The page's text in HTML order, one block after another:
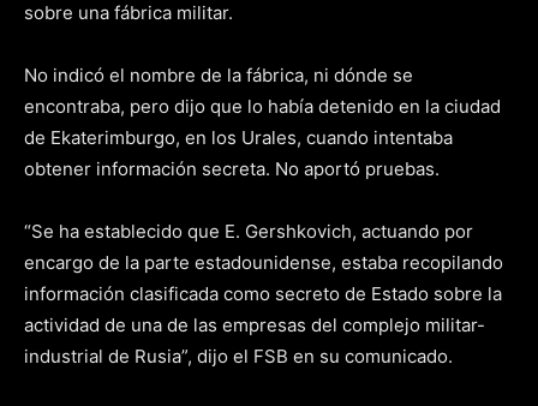
sobre una fábrica militar.
No indicó el nombre de la fábrica, ni dónde se
encontraba, pero dijo que lo había detenido en la ciudad
de Ekaterimburgo, en los Urales, cuando intentaba
obtener información secreta. No aportó pruebas.
“Se ha establecido que E. Gershkovich, actuando por
encargo de la parte estadounidense, estaba recopilando
información clasificada como secreto de Estado sobre la
actividad de una de las empresas del complejo militar-
industrial de Rusia”, dijo el FSB en su comunicado.